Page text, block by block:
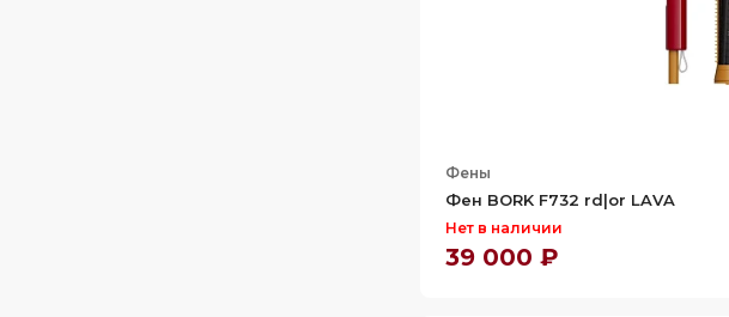
Фены
Фен BORK F732 rd|or LAVA
Нет в наличии
39 000 ₽